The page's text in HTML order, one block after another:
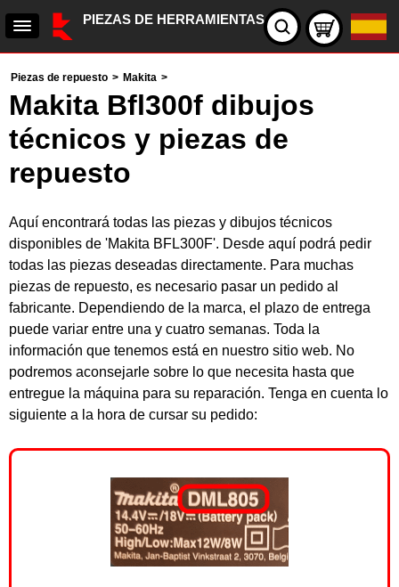
PIEZAS DE HERRAMIENTAS
Piezas de repuesto > Makita >
Makita Bfl300f dibujos
técnicos y piezas de
repuesto
Aquí encontrará todas las piezas y dibujos técnicos
disponibles de 'Makita BFL300F'. Desde aquí podrá pedir
todas las piezas deseadas directamente. Para muchas
piezas de repuesto, es necesario pasar un pedido al
fabricante. Dependiendo de la marca, el plazo de entrega
puede variar entre una y cuatro semanas. Toda la
información que tenemos está en nuestro sitio web. No
podremos aconsejarle sobre lo que necesita hasta que
entregue la máquina para su reparación. Tenga en cuenta lo
siguiente a la hora de cursar su pedido: